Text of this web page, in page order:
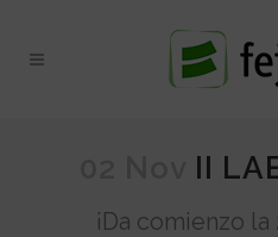
II
¡Da comienzo